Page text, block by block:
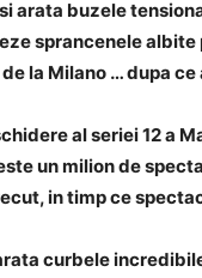
arata buzele
sprancenele albite
la Milano … dupa ce
al seriei 12 a
un milion de
in timp ce
curbele